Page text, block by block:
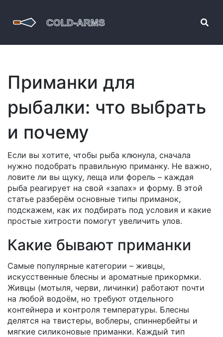
Приманки для
рыбалки: что выбрать
и почему
Если вы хотите, чтобы рыба клюнула, сначала
нужно подобрать правильную приманку. Не важно,
ловите ли вы щуку, леща или форель – каждая
рыба реагирует на свой «запах» и форму. В этой
статье разберём основные типы приманок,
подскажем, как их подбирать под условия и какие
простые хитрости помогут увеличить улов.
Какие бывают приманки
Самые популярные категории – живцы,
искусственные блесны и ароматные прикормки.
Живцы (мотыля, черви, личинки) работают почти
на любой водоём, но требуют отдельного
контейнера и контроля температуры. Блесны
делятся на твистеры, воблеры, спиннербейты и
мягкие силиконовые приманки. Каждый тип